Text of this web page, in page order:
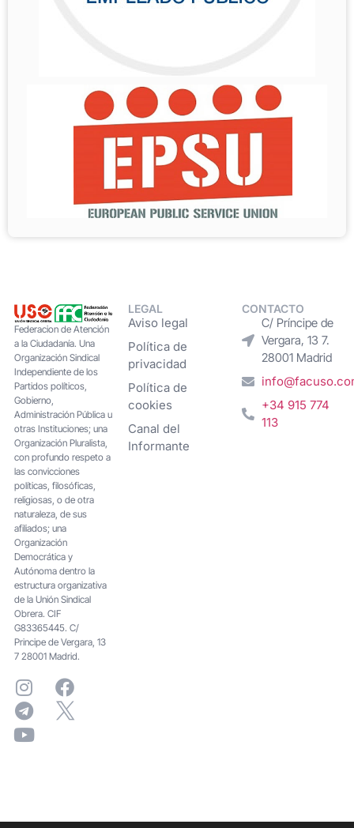
Federacion de Atención
a la Ciudadanía. Una
Organización Sindical
Independiente de los
Partidos políticos,
Gobierno,
Administración Pública u
otras Instituciones; una
Organización Pluralista,
con profundo respeto a
las convicciones
políticas, filosóficas,
religiosas, o de otra
naturaleza, de sus
afiliados; una
Organización
Democrática y
Autónoma dentro la
estructura organizativa
de la Unión Sindical
Obrera. CIF
G83365445. C/
Principe de Vergara, 13
7 28001 Madrid.
LEGAL
Aviso legal
Política de
privacidad
Política de
cookies
Canal del
Informante
CONTACTO
C/ Príncipe de
Vergara, 13 7.
28001 Madrid
+34 915 774
113